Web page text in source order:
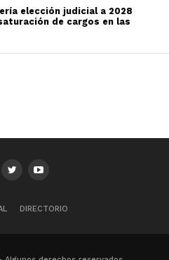
elección judicial a 2028
de cargos en las
DIRECTORIO